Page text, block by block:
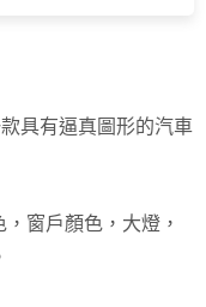
具有逼真圖形的汽車
窗戶顏色，大燈，